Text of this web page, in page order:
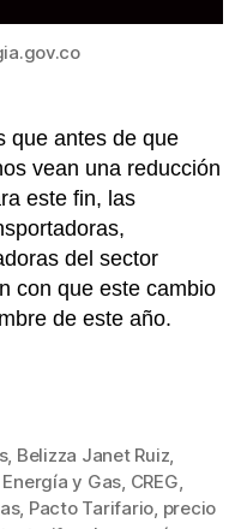
que antes de que
vean una reducción
este fin, las
del sector
con que este cambio
de este año.
, Belizza Janet Ruiz,
y Gas, CREG,
, Pacto Tarifario, precio